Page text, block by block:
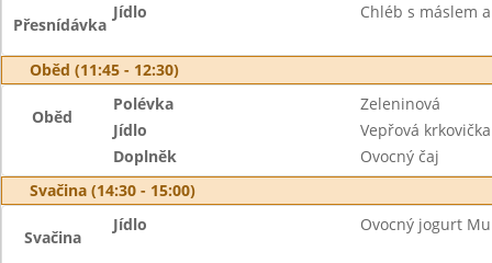
Přesnídávka
Jídlo Chléb s máslem
Oběd (11:45 - 12:30)
Oběd
Polévka
Zeleninová
Jídlo
Vepřová
Doplněk
Ovocný čaj
Svačina (14:30 - 15:00)
Svačina
Jídlo Ovocný jogurt